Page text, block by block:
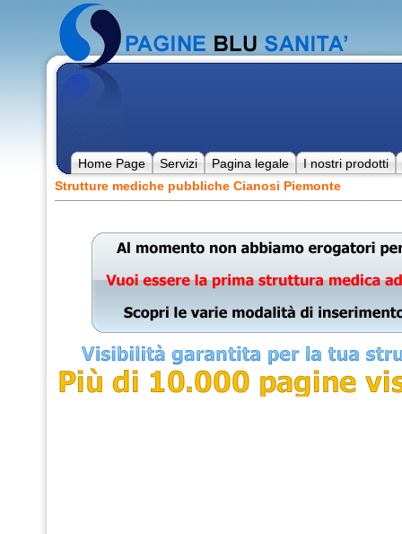
Home Page Servizi Pagina legale
I nostri prodotti
Strutture mediche pubbliche Cianosi Piemonte